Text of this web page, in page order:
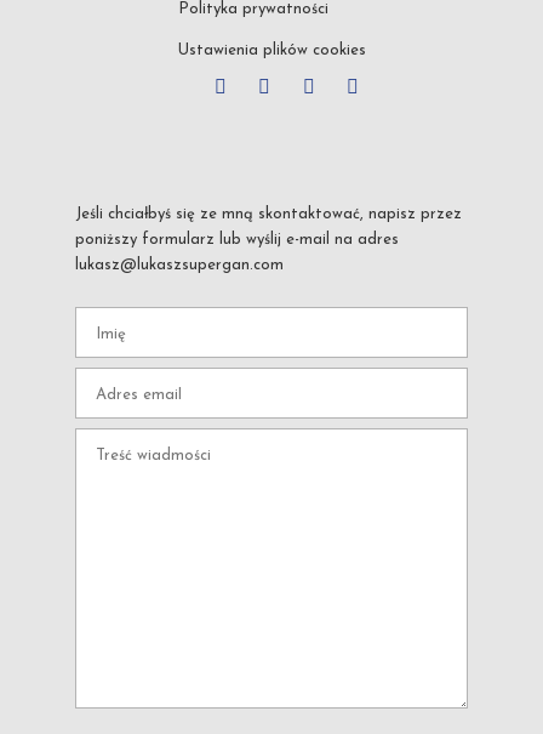
Polityka prywatności
Ustawienia plików cookies
Jeśli chciałbyś się ze mną skontaktować, napisz przez
poniższy formularz lub wyślij e-mail na adres
lukasz@lukaszsupergan.com